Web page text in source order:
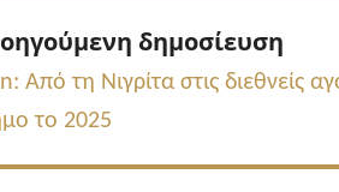
δημοσίευση
Από τη Νιγρίτα στις διεθνείς
το 2025